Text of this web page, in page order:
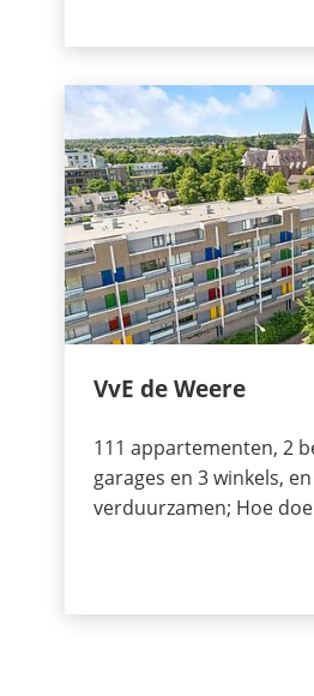
VvE de Weere
111 appartementen, 2
garages en 3 winkels,
verduurzamen; Hoe